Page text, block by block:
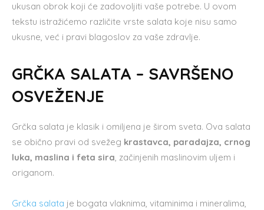
ukusan obrok koji će zadovoljiti vaše potrebe. U ovom
tekstu istražićemo različite vrste salata koje nisu samo
ukusne, već i pravi blagoslov za vaše zdravlje.
GRČKA SALATA – SAVRŠENO
OSVEŽENJE
Grčka salata je klasik i omiljena je širom sveta. Ova salata
se obično pravi od svežeg krastavca, paradajza, crnog
luka, maslina i feta sira, začinjenih maslinovim uljem i
origanom.
Grčka salata je bogata vlaknima, vitaminima i mineralima,